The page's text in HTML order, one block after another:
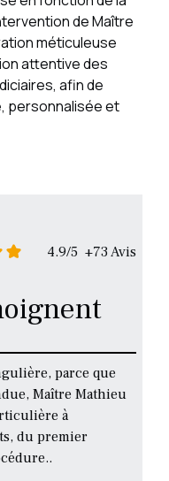
de Maître
méticuleuse
attentive des
afin de
personnalisée et
4.9/5 +73 Avis
parce que
Maître Mathieu
à
du premier